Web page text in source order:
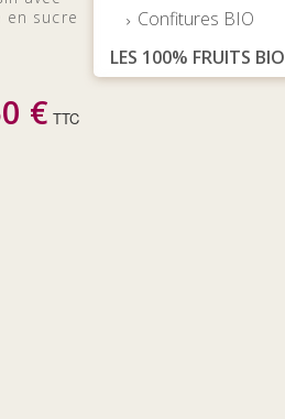
sucre
€ TTC
Confitures BIO
LES 100% FRUITS BIO